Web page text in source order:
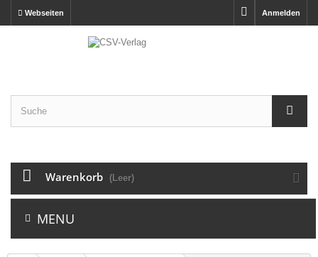
Anmelden
Webseiten
Warenkorb (Leer)
MENU